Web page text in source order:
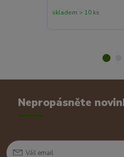
skladem > 10 ks
Nepropásněte